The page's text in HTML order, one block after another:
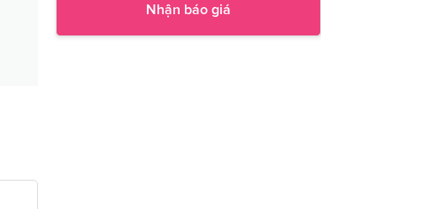
Nhận báo giá